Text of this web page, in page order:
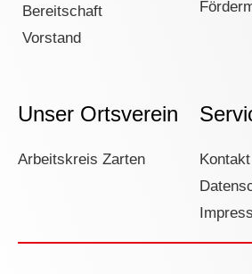
Bereitschaft
Vorstand
Unser Ortsverein
Arbeitskreis Zarten
Kontakt